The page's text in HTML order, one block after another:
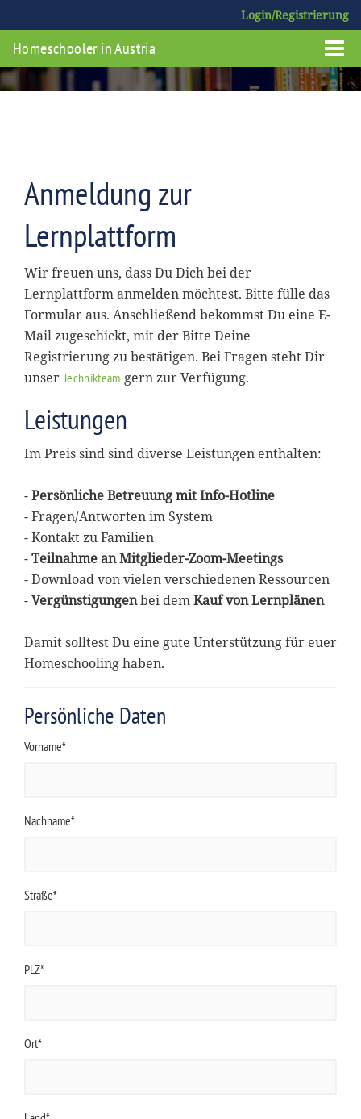
Login/Registrierung
Homeschooler in Austria
Anmeldung zur
Lernplattform
Wir freuen uns, dass Du Dich bei der
Lernplattform anmelden möchtest. Bitte fülle das
Formular aus. Anschließend bekommst Du eine E-
Mail zugeschickt, mit der Bitte Deine
Registrierung zu bestätigen. Bei Fragen steht Dir
unser Technikteam gern zur Verfügung.
Leistungen
Im Preis sind sind diverse Leistungen enthalten:
-Persönliche Betreuung mit Info-Hotline
- Fragen/Antworten im System
- Kontakt zu Familien
-Teilnahme an Mitglieder-Zoom-Meetings
- Download von vielen verschiedenen Ressourcen
-Vergünstigungenbei demKauf von Lernplänen
Damit solltest Du eine gute Unterstützung für euer
Homeschooling haben.
Persönliche Daten
Vorname*
Nachname*
Straße*
PLZ*
Ort*